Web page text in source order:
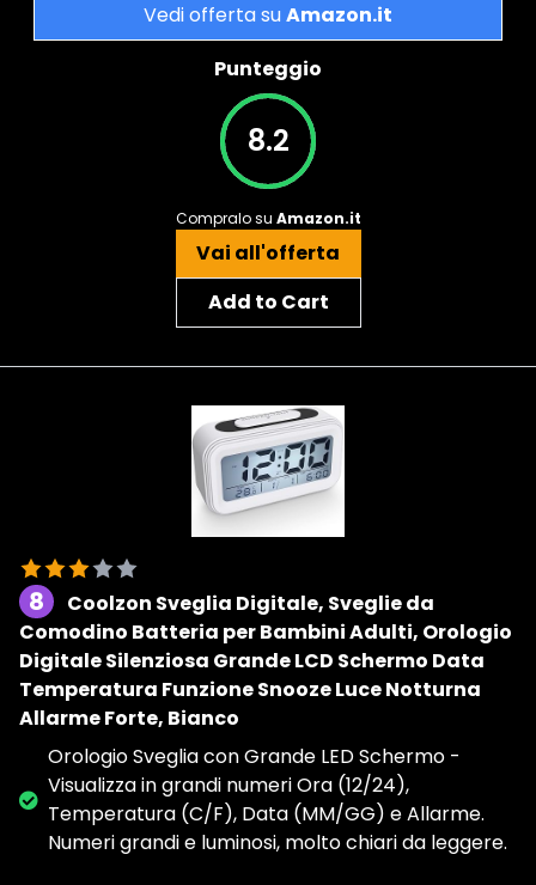
Vedi offerta suAmazon.it
Punteggio
8.2
Compralo su Amazon.it
Vai all'offerta
Add to Cart
8
Coolzon Sveglia Digitale, Sveglie da
Comodino Batteria per Bambini Adulti, Orologio
Digitale Silenziosa Grande LCD Schermo Data
Temperatura Funzione Snooze Luce Notturna
Allarme Forte, Bianco
Orologio Sveglia con Grande LED Schermo -
Visualizza in grandi numeri Ora (12/24),
Temperatura (C/F), Data (MM/GG) e Allarme.
Numeri grandi e luminosi, molto chiari da leggere.